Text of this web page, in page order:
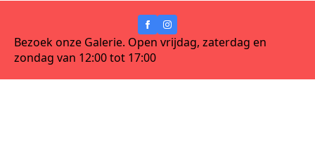
Bezoek onze Galerie. Open vrijdag, zaterdag en
zondag van 12:00 tot 17:00